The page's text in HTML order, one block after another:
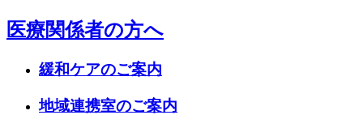
医療関係者の方へ
緩和ケアのご案内
地域連携室のご案内